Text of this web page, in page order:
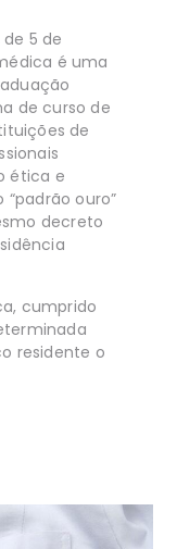
5 de
é uma
de curso de
de
ética e
ouro”
decreto
cumprido
residente o